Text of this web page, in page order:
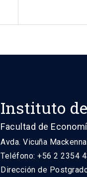
Instituto
Facultad de
Avda. Vicuña
Teléfono: +56 2 2354
Dirección de